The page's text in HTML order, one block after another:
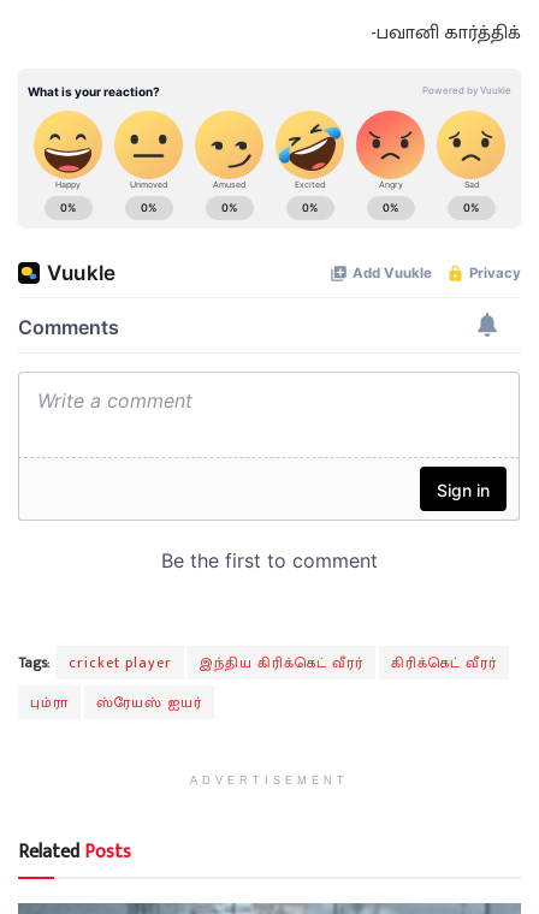
-பவானி கார்த்திக்
Tags: cricket player இந்திய கிரிக்கெட் வீரர்
கிரிக்கெட் வீரர்
பும்ரா
ஸ்ரேயஸ் ஐயர்
ADVERTISEMENT
RelatedPosts